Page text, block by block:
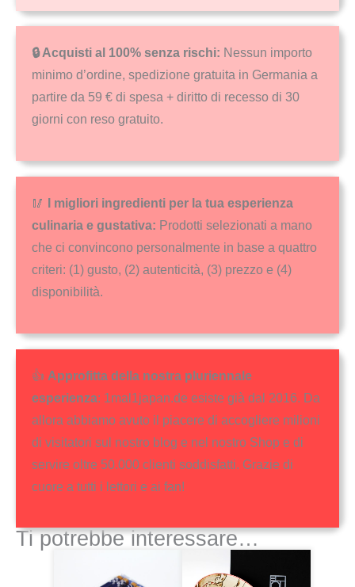
🔒 Acquisti al 100% senza rischi: Nessun importo
minimo d’ordine, spedizione gratuita in Germania a
partire da 59 € di spesa + diritto di recesso di 30
giorni con reso gratuito.
🥢
I migliori ingredienti per la tua esperienza
culinaria e gustativa: Prodotti selezionati a mano
che ci convincono personalmente in base a quattro
criteri: (1) gusto, (2) autenticità, (3) prezzo e (4)
disponibilità.
👍 Approfitta della nostra pluriennale
esperienza: 1mal1japan.de esiste già dal 2016. Da
allora abbiamo avuto il piacere di accogliere milioni
di visitatori sul nostro blog e nel nostro Shop e di
servire oltre 50.000 clienti soddisfatti. Grazie di
cuore a tutti i lettori e ai fan!
Ti potrebbe interessare…